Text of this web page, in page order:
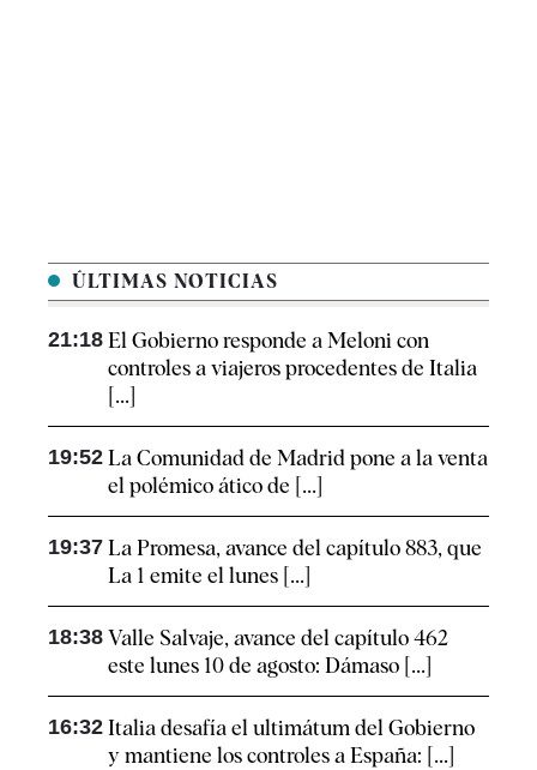
ÚLTIMAS NOTICIAS
21:18 El Gobierno responde a Meloni con
controles a viajeros procedentes de Italia
[...]
19:52 La Comunidad de Madrid pone a la venta
el polémico ático de [...]
19:37 La Promesa, avance del capítulo 883, que
La 1 emite el lunes [...]
18:38 Valle Salvaje, avance del capítulo 462
este lunes 10 de agosto: Dámaso [...]
16:32 Italia desafía el ultimátum del Gobierno
y mantiene los controles a España: [...]